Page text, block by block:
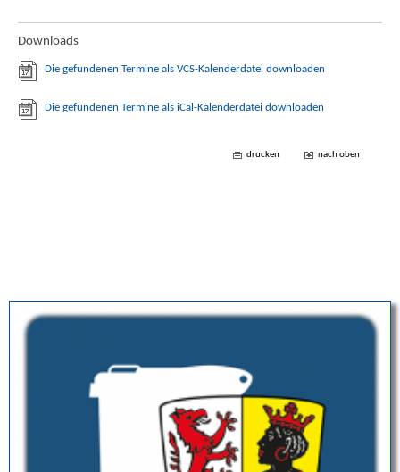
Downloads
Die gefundenen Termine als VCS-Kalenderdatei downloaden
Die gefundenen Termine als iCal-Kalenderdatei downloaden
drucken nach oben